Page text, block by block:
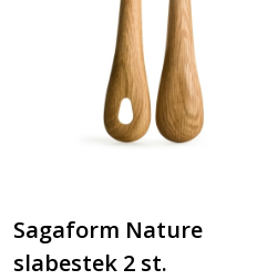
Sagaform Nature
slabestek 2 st.